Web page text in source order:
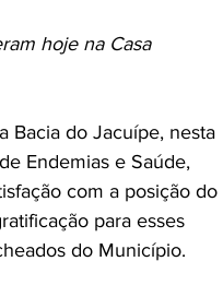
hoje na Casa
Bacia do Jacuípe, nesta
Endemias e Saúde,
com a posição do
para esses
do Município.